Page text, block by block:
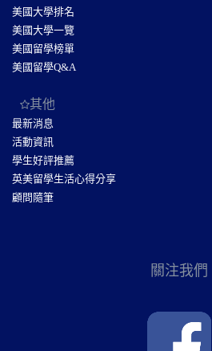
美國大學排名
美國大學一覽
美國留學榜單
美國留學Q&A
其他
最新消息
活動資訊
學生好評推薦
英美留學生活心得分享
顧問隨筆
關注我們